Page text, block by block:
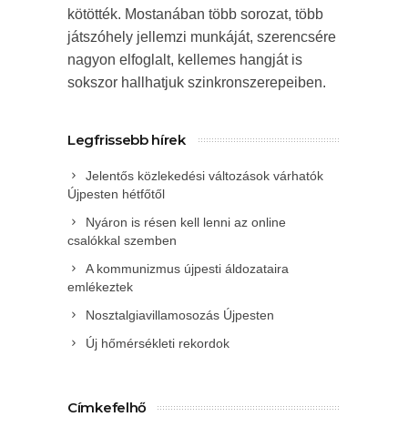
kötötték. Mostanában több sorozat, több
játszóhely jellemzi munkáját, szerencsére
nagyon elfoglalt, kellemes hangját is
sokszor hallhatjuk szinkronszerepeiben.
Legfrissebb hírek
Jelentős közlekedési változások várhatók
Újpesten hétfőtől
Nyáron is résen kell lenni az online
csalókkal szemben
A kommunizmus újpesti áldozataira
emlékeztek
Nosztalgiavillamosozás Újpesten
Új hőmérsékleti rekordok
Címkefelhő